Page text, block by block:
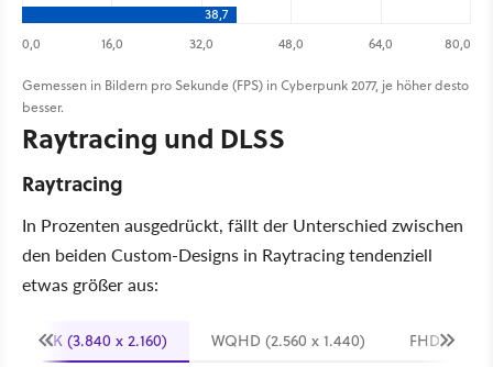
38,7
0,0
16,0 32,0 48,0 64,0 80,0
Gemessen in Bildern pro Sekunde (FPS) in Cyberpunk 2077, je höher desto
besser.
Raytracing und DLSS
Raytracing
In Prozenten ausgedrückt, fällt der Unterschied zwischen
den beiden Custom-Designs in Raytracing tendenziell
etwas größer aus:
4K (3.840 x 2.160) WQHD (2.560 x 1.440) FHD (1.920